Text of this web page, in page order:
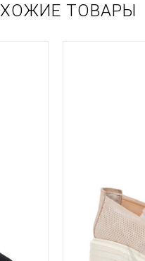
ТОВАРЫ